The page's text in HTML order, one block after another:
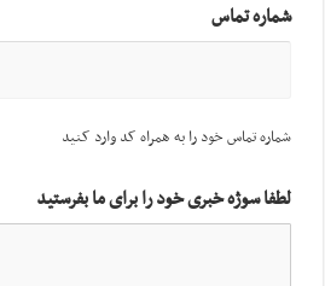
شماره تماس
شماره تماس خود را به همراه کد وارد کنید
لطفا سوژه خبری خود را برای ما بفرستید